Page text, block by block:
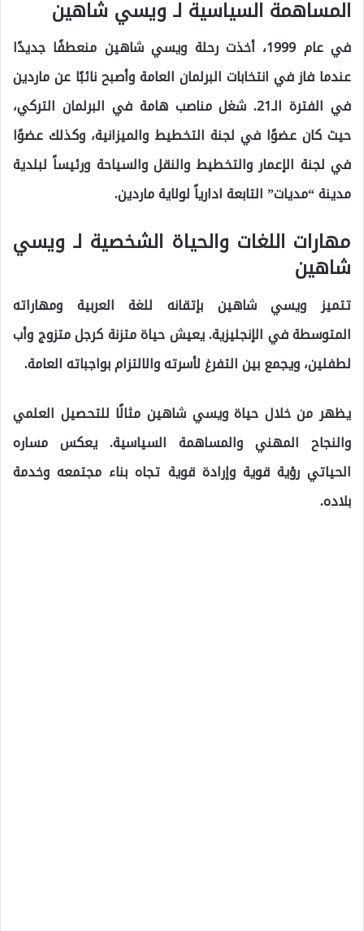
المساهمة السياسية لـ ويسي شاهين
في عام 1999، أخذت رحلة ويسي شاهين منعطفًا جديدًا
عندما فاز في انتخابات البرلمان العامة وأصبح نائبًا عن ماردين
في الفترة الـ21. شغل مناصب هامة في البرلمان التركي،
حيث كان عضوًا في لجنة التخطيط والميزانية، وكذلك عضوًا
في لجنة الإعمار والتخطيط والنقل والسياحة ورئيساً لبلدية
مدينة “مديات” التابعة ادارياً لولاية ماردين.
مهارات اللغات والحياة الشخصية لـ ويسي
شاهين
تتميز ويسي شاهين بإتقانه للغة العربية ومهاراته
المتوسطة في الإنجليزية. يعيش حياة متزنة كرجل متزوج وأب
لطفلين، ويجمع بين التفرغ لأسرته والالتزام بواجباته العامة.
يظهر من خلال حياة ويسي شاهين مثالًا للتحصيل العلمي
والنجاح المهني والمساهمة السياسية. يعكس مساره
الحياتي رؤية قوية وإرادة قوية تجاه بناء مجتمعه وخدمة
بلاده.